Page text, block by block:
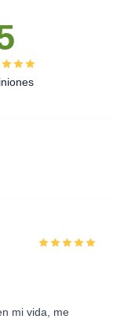
mi vida, me